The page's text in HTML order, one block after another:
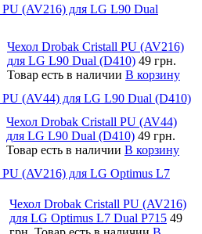
(AV216) для LG L90 Dual
Чехол Drobak Cristall PU (AV216)
для LG L90 Dual (D410) 49 грн.
Товар есть в наличии В корзину
(AV44) для LG L90 Dual (D410)
Чехол Drobak Cristall PU (AV44)
для LG L90 Dual (D410) 49 грн.
Товар есть в наличии В корзину
(AV216) для LG Optimus L7
Чехол Drobak Cristall PU (AV216)
для LG Optimus L7 Dual P715 49